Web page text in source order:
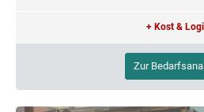
+ Kost &
Zur